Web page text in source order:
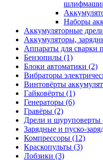
Наборы
Аккумуляторные
Аккумуляторы,
Аппараты для сварки
Бензопилы (1)
Блоки автоматики (2)
Вибраторы
Винтовёрты
Гайковёрты (1)
Генераторы (6)
Гравёры (2)
Дрели и шуруповерты
Зарядные и пуско-
Компрессоры (12)
Краскопульты (3)
Лобзики (3)